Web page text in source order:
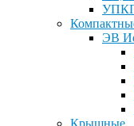
ЭВ
Крышные